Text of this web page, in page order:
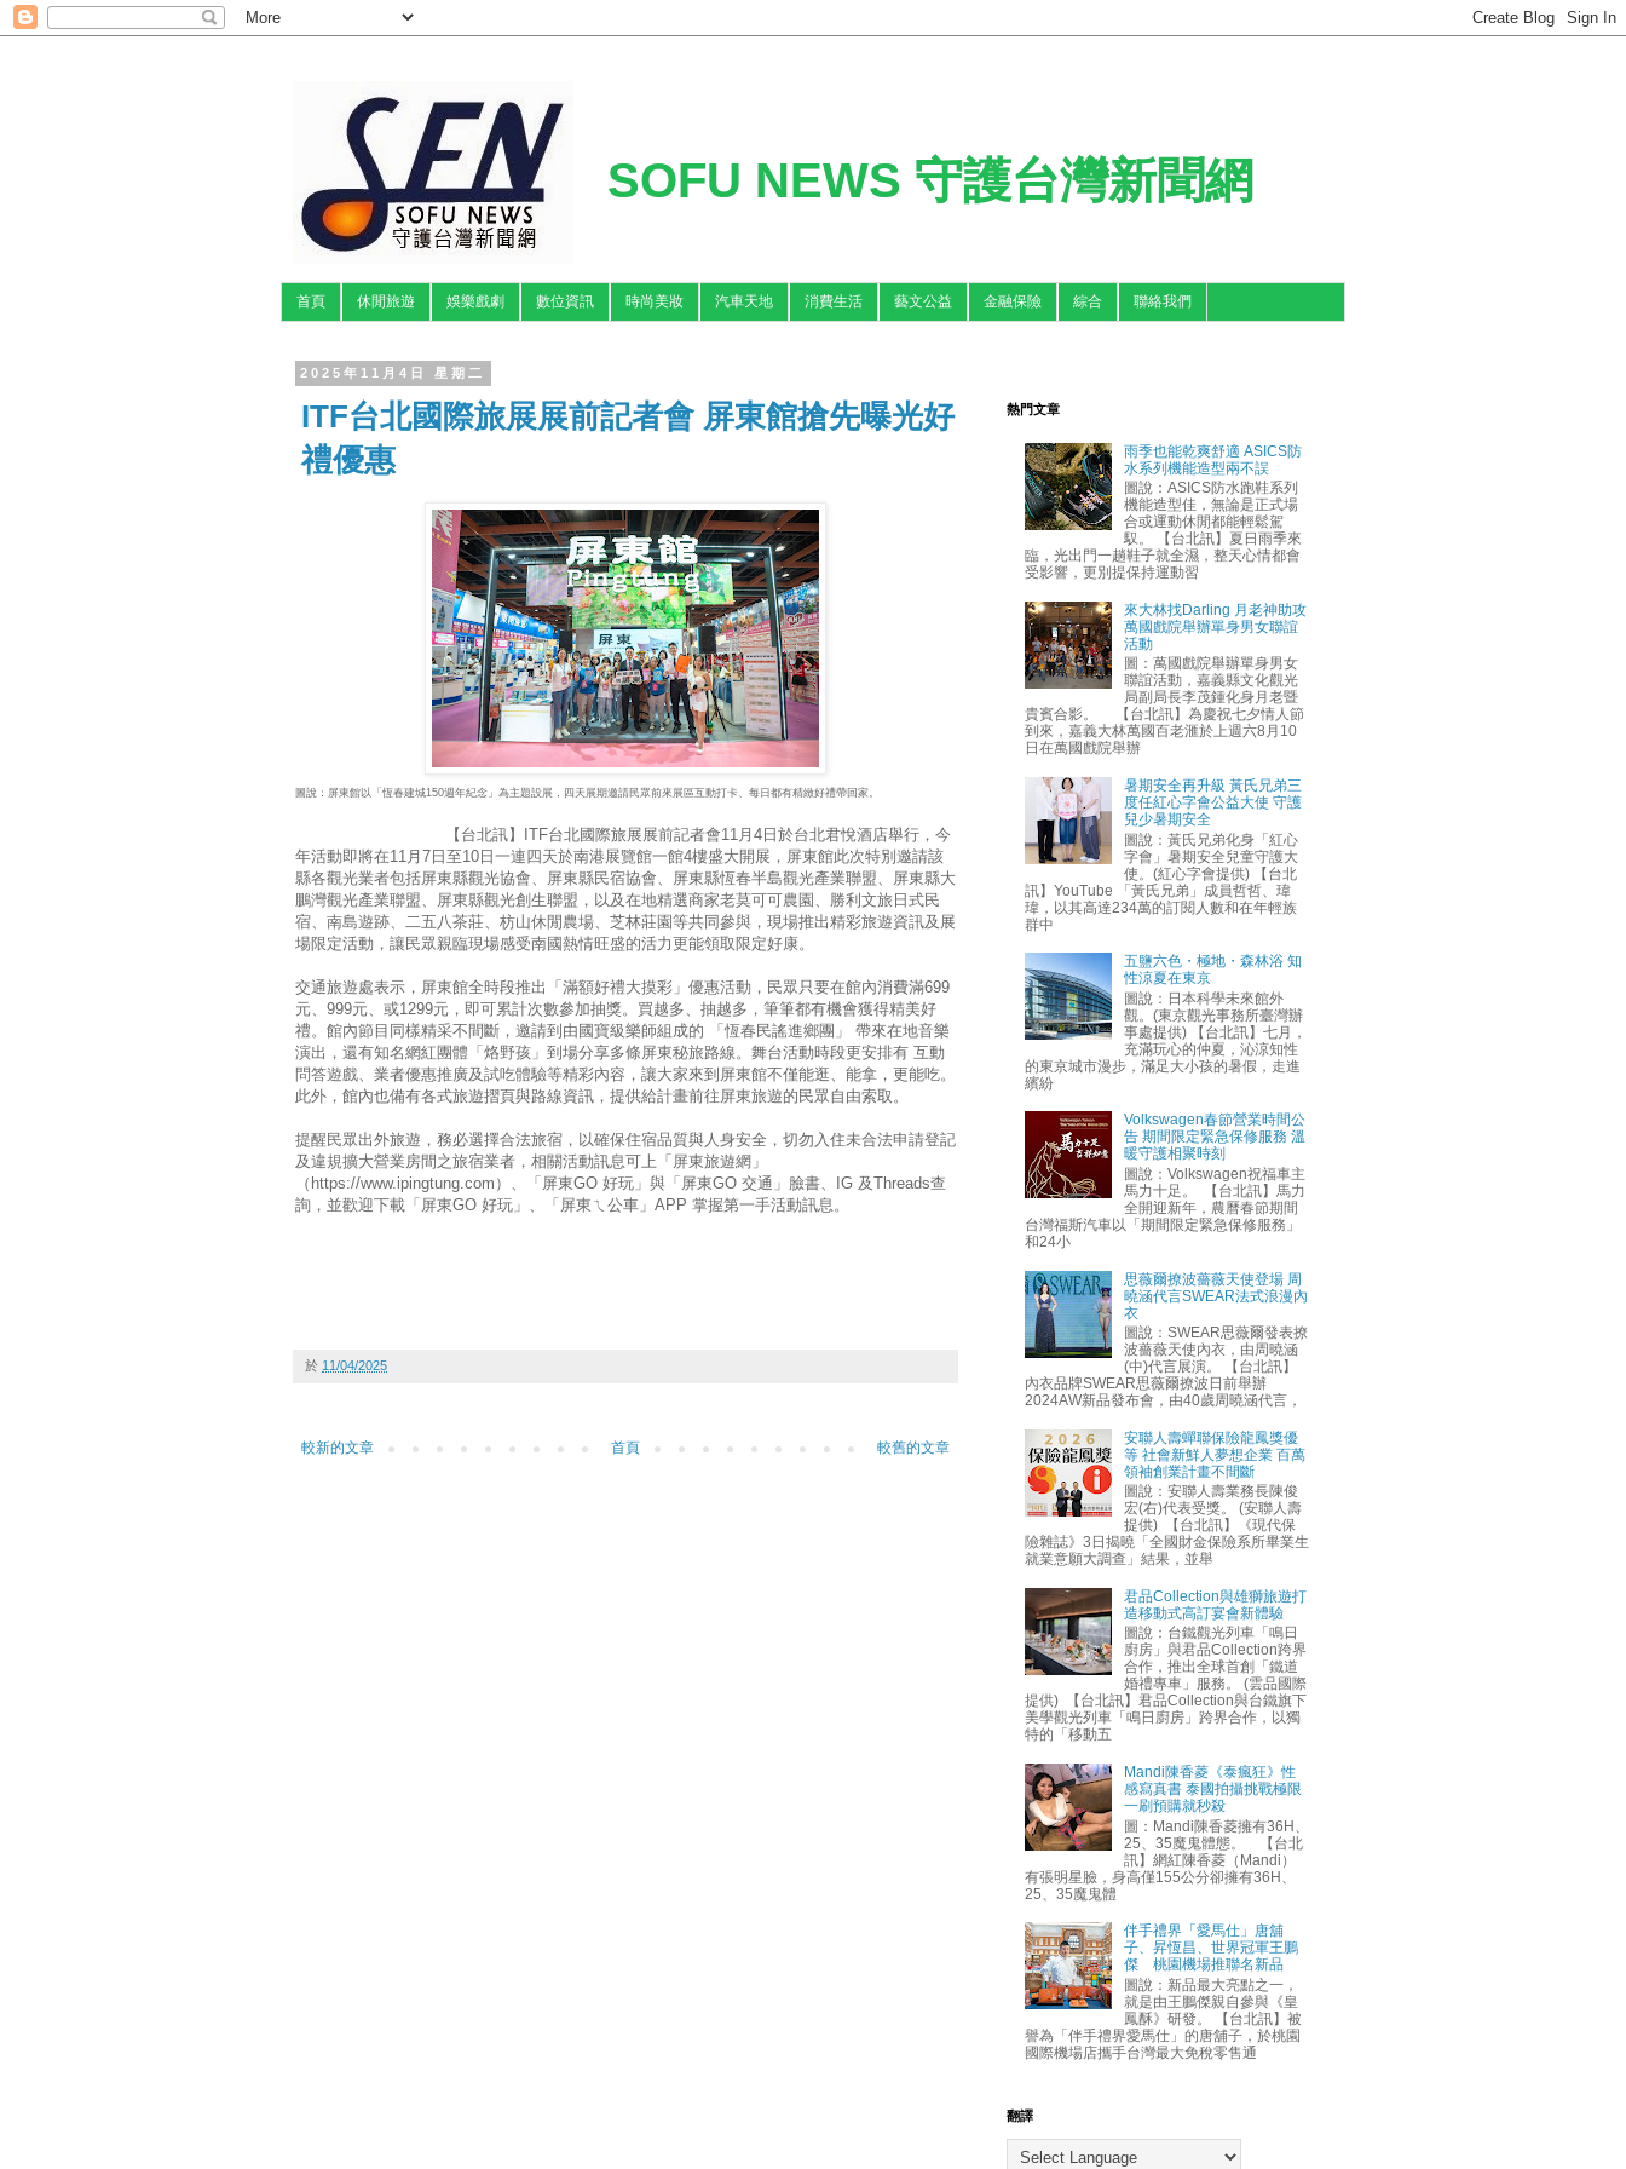
SOFU NEWS 守護台灣新聞網
首頁 休閒旅遊 娛樂戲劇 數位資訊 時尚美妝 汽車天地 消費生活 藝文公益 金融保險 綜合 聯絡我們
2025年11月4日 星期二
ITF台北國際旅展展前記者會 屏東館搶先曝光好
禮優惠
圖說：屏東館以「恆春建城150週年紀念」為主題設展，四天展期邀請民眾前來展區互動打卡、每日都有精緻好禮帶回家。
【台北訊】ITF台北國際旅展展前記者會11月4日於台北君悅酒店舉行，今
年活動即將在11月7日至10日一連四天於南港展覽館一館4樓盛大開展，屏東館此次特別邀請該
縣各觀光業者包括屏東縣觀光協會、屏東縣民宿協會、屏東縣恆春半島觀光產業聯盟、屏東縣大
鵬灣觀光產業聯盟、屏東縣觀光創生聯盟，以及在地精選商家老莫可可農園、勝利文旅日式民
宿、南島遊跡、二五八茶莊、枋山休閒農場、芝林莊園等共同參與，現場推出精彩旅遊資訊及展
場限定活動，讓民眾親臨現場感受南國熱情旺盛的活力更能領取限定好康。
交通旅遊處表示，屏東館全時段推出「滿額好禮大摸彩」優惠活動，民眾只要在館內消費滿699
元、999元、或1299元，即可累計次數參加抽獎。買越多、抽越多，筆筆都有機會獲得精美好
禮。館內節目同樣精采不間斷，邀請到由國寶級樂師組成的 「恆春民謠進鄉團」 帶來在地音樂
演出，還有知名網紅團體「烙野孩」到場分享多條屏東秘旅路線。舞台活動時段更安排有 互動
問答遊戲、業者優惠推廣及試吃體驗等精彩內容，讓大家來到屏東館不僅能逛、能拿，更能吃。
此外，館內也備有各式旅遊摺頁與路線資訊，提供給計畫前往屏東旅遊的民眾自由索取。
提醒民眾出外旅遊，務必選擇合法旅宿，以確保住宿品質與人身安全，切勿入住未合法申請登記
及違規擴大營業房間之旅宿業者，相關活動訊息可上「屏東旅遊網」
（https://www.ipingtung.com）、「屏東GO 好玩」與「屏東GO 交通」臉書、IG 及Threads查
詢，並歡迎下載「屏東GO 好玩」、「屏東ㄟ公車」APP 掌握第一手活動訊息。
於 11/04/2025
較新的文章 較舊的文章
首頁
熱門文章
雨季也能乾爽舒適 ASICS防
水系列機能造型兩不誤
圖說：ASICS防水跑鞋系列
機能造型佳，無論是正式場
合或運動休閒都能輕鬆駕
馭。 【台北訊】夏日雨季來
臨，光出門一趟鞋子就全濕，整天心情都會
受影響，更別提保持運動習
來大林找Darling 月老神助攻
萬國戲院舉辦單身男女聯誼
活動
圖：萬國戲院舉辦單身男女
聯誼活動，嘉義縣文化觀光
局副局長李茂鍾化身月老暨
貴賓合影。 【台北訊】為慶祝七夕情人節
到來，嘉義大林萬國百老滙於上週六8月10
日在萬國戲院舉辦
暑期安全再升級 黃氏兄弟三
度任紅心字會公益大使 守護
兒少暑期安全
圖說：黃氏兄弟化身「紅心
字會」暑期安全兒童守護大
使。(紅心字會提供) 【台北
訊】YouTube 「黃氏兄弟」成員哲哲、瑋
瑋，以其高達234萬的訂閱人數和在年輕族
群中
五鹽六色・極地・森林浴 知
性涼夏在東京
圖說：日本科學未來館外
觀。(東京觀光事務所臺灣辦
事處提供) 【台北訊】七月，
充滿玩心的仲夏，沁涼知性
的東京城市漫步，滿足大小孩的暑假，走進
繽紛
Volkswagen春節營業時間公
告 期間限定緊急保修服務 溫
暖守護相聚時刻
圖說：Volkswagen祝福車主
馬力十足。 【台北訊】馬力
全開迎新年，農曆春節期間
台灣福斯汽車以「期間限定緊急保修服務」
和24小
思薇爾撩波薔薇天使登場 周
曉涵代言SWEAR法式浪漫內
衣
圖說：SWEAR思薇爾發表撩
波薔薇天使內衣，由周曉涵
(中)代言展演。 【台北訊】
內衣品牌SWEAR思薇爾撩波日前舉辦
2024AW新品發布會，由40歲周曉涵代言，
安聯人壽蟬聯保險龍鳳獎優
等 社會新鮮人夢想企業 百萬
領袖創業計畫不間斷
圖說：安聯人壽業務長陳俊
宏(右)代表受獎。 (安聯人壽
提供) 【台北訊】《現代保
險雜誌》3日揭曉「全國財金保險系所畢業生
就業意願大調查」結果，並舉
君品Collection與雄獅旅遊打
造移動式高訂宴會新體驗
圖說：台鐵觀光列車「鳴日
廚房」與君品Collection跨界
合作，推出全球首創「鐵道
婚禮專車」服務。 (雲品國際
提供) 【台北訊】君品Collection與台鐵旗下
美學觀光列車「鳴日廚房」跨界合作，以獨
特的「移動五
Mandi陳香菱《泰瘋狂》性
感寫真書 泰國拍攝挑戰極限
一刷預購就秒殺
圖：Mandi陳香菱擁有36H、
25、35魔鬼體態。 【台北
訊】網紅陳香菱（Mandi）
有張明星臉，身高僅155公分卻擁有36H、
25、35魔鬼體
伴手禮界「愛馬仕」唐舖
子、昇恆昌、世界冠軍王鵬
傑 桃園機場推聯名新品
圖說：新品最大亮點之一，
就是由王鵬傑親自參與《皇
鳳酥》研發。 【台北訊】被
譽為「伴手禮界愛馬仕」的唐舖子，於桃園
國際機場店攜手台灣最大免稅零售通
翻譯